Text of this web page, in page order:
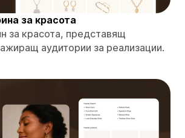
за красота
за красота, представящ
аудитории за реализации.